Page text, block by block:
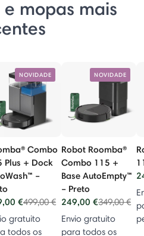
mopas mais
NOVIDADE
Combo
Plus + Dock
–
€Price reduced from
499,00 €to
gratuito
todos os
NOVIDADE
Robot Roomba®
Combo 115 +
Base AutoEmpty™
– Preto
249,00 €Price
349,00 €to
Envio gratuito
para todos os